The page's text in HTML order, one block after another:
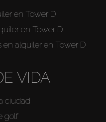
en Tower D
en Tower D
alquiler en Tower D
VIDA
ciudad
golf